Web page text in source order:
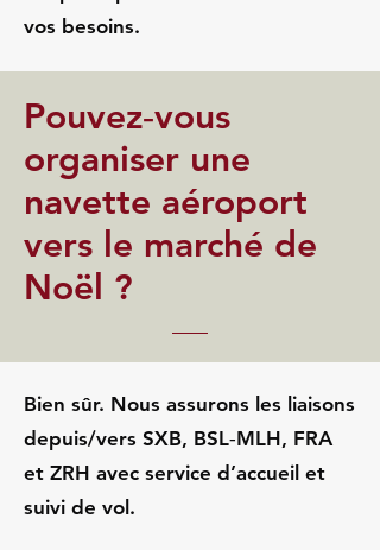
vos besoins.
Pouvez‑vous
organiser une
navette aéroport
vers le marché de
Noël ?
Bien sûr. Nous assurons les liaisons
depuis/vers SXB, BSL‑MLH, FRA
et ZRH avec service d’accueil et
suivi de vol.